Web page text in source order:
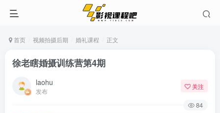
首页 视频拍摄后期 婚礼课程 正文
徐老瞎婚摄训练营第4期
laohu
发布
关注
84